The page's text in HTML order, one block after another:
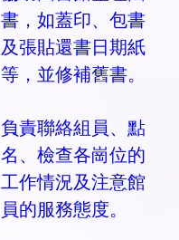
書，如蓋印、包書
及張貼還書日期紙
等，並修補舊書。
負責聯絡組員、點
名、檢查各崗位的
工作情況及注意館
員的服務態度。